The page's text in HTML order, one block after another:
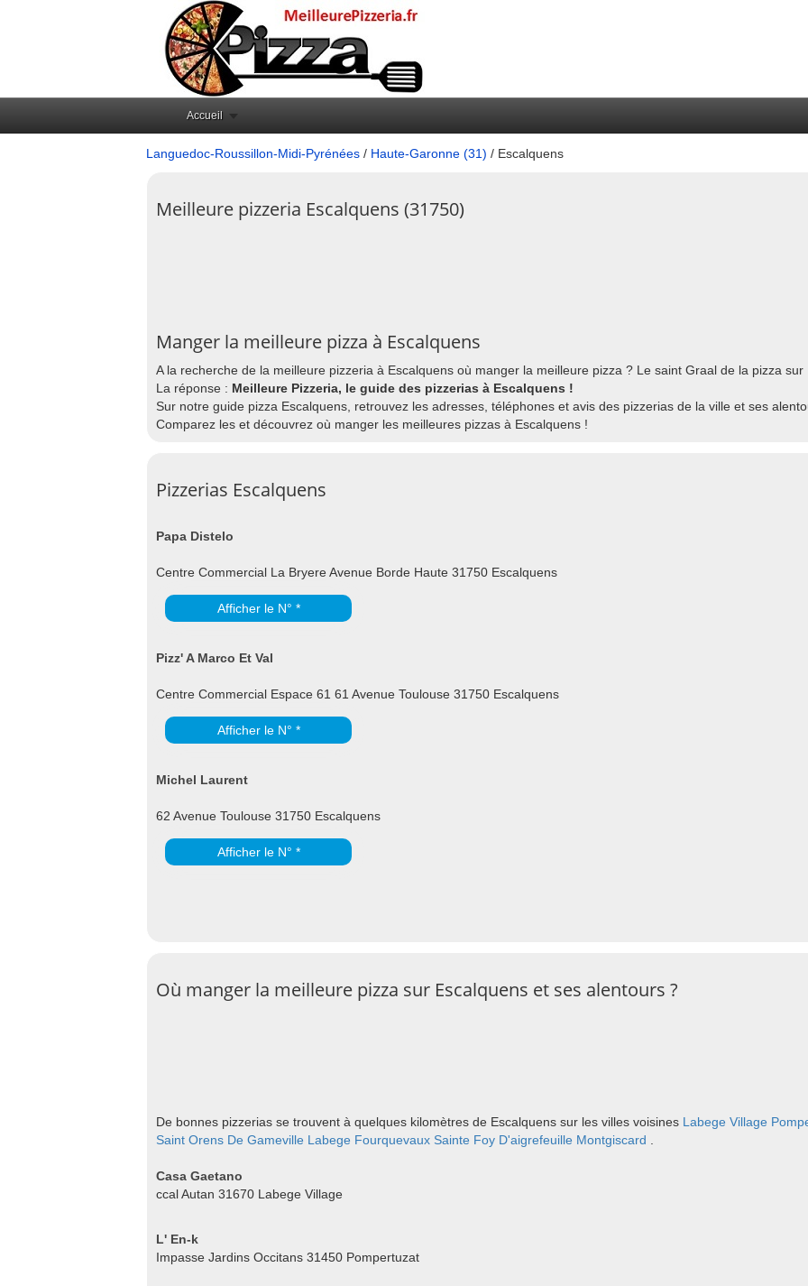
Accueil
Languedoc-Roussillon-Midi-Pyrénées / Haute-Garonne (31) / Escalquens
Meilleure pizzeria Escalquens (31750)
Manger la meilleure pizza à Escalquens
A la recherche de la meilleure pizzeria à Escalquens où manger la meilleure pizza ? Le saint Graal de la pizza
La réponse : Meilleure Pizzeria, le guide des pizzerias à Escalquens !
Sur notre guide pizza Escalquens, retrouvez les adresses, téléphones et avis des pizzerias de la ville et ses
Comparez les et découvrez où manger les meilleures pizzas à Escalquens !
Pizzerias Escalquens
Papa Distelo
Centre Commercial La Bryere Avenue Borde Haute 31750 Escalquens
Afficher le N° *
Pizz' A Marco Et Val
Centre Commercial Espace 61 61 Avenue Toulouse 31750 Escalquens
Afficher le N° *
Michel Laurent
62 Avenue Toulouse 31750 Escalquens
Afficher le N° *
Où manger la meilleure pizza sur Escalquens et ses alentours ?
De bonnes pizzerias se trouvent à quelques kilomètres de Escalquens sur les villes voisines Labege Village
Saint Orens De Gameville Labege Fourquevaux Sainte Foy D'aigrefeuille Montgiscard
Casa Gaetano
ccal Autan 31670 Labege Village
L' En-k
Impasse Jardins Occitans 31450 Pompertuzat